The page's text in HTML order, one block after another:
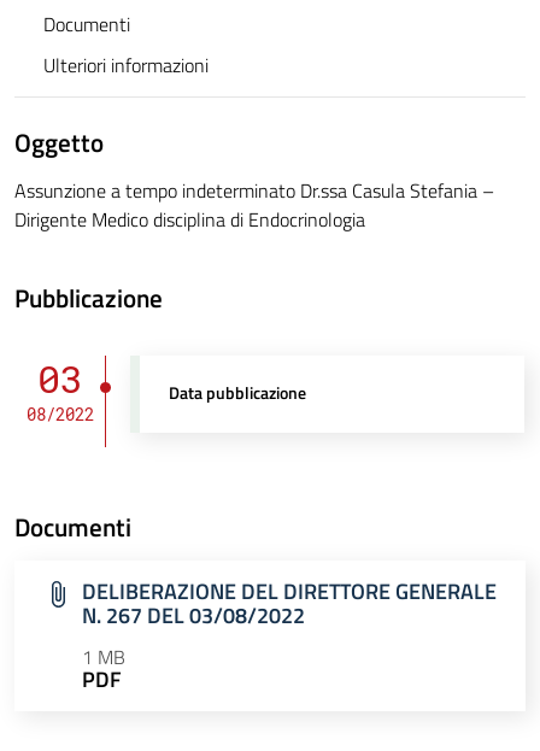
Documenti
Ulteriori informazioni
Oggetto
Assunzione a tempo indeterminato Dr.ssa Casula Stefania –
Dirigente Medico disciplina di Endocrinologia
Pubblicazione
03
08/2022
Data pubblicazione
Documenti
DELIBERAZIONE DEL DIRETTORE GENERALE
N. 267 DEL 03/08/2022
1 MB
PDF